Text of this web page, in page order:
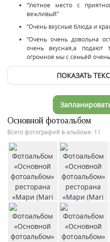
“Уютное место с
вежливый”
“Очень вкусные блюда и
“Очень очень довольна
очень вкусная,а подают
огромное мы с семьёй
ПОКАЗАТЬ
Основной фотоальбом
Всего фотографий в альбоме: 11